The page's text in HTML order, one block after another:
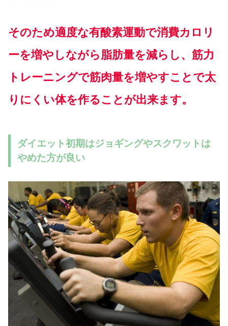
そのため適度な有酸素運動で消費カロリ
ーを増やしながら脂肪量を減らし、筋力
トレーニングで筋肉量を増やすことで太
りにくい体を作ることが出来ます。
ダイエット初期はジョギングやスクワットは
やめた方が良い